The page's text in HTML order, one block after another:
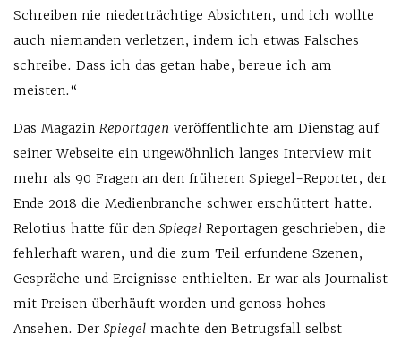
Schreiben nie niederträchtige Absichten, und ich wollte
auch niemanden verletzen, indem ich etwas Falsches
schreibe. Dass ich das getan habe, bereue ich am
meisten.“
Das Magazin Reportagen veröffentlichte am Dienstag auf
seiner Webseite ein ungewöhnlich langes Interview mit
mehr als 90 Fragen an den früheren Spiegel-Reporter, der
Ende 2018 die Medienbranche schwer erschüttert hatte.
Relotius hatte für den Spiegel Reportagen geschrieben, die
fehlerhaft waren, und die zum Teil erfundene Szenen,
Gespräche und Ereignisse enthielten. Er war als Journalist
mit Preisen überhäuft worden und genoss hohes
Ansehen. Der Spiegel machte den Betrugsfall selbst